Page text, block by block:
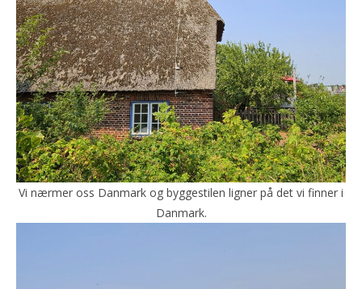
Vi nærmer oss Danmark og byggestilen ligner på det vi finner i
Danmark.